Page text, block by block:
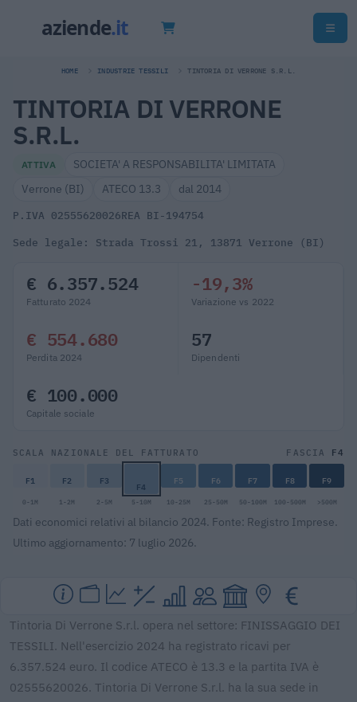
HOME INDUSTRIE TESSILI TINTORIA DI VERRONE S.R.L.
TINTORIA DI VERRONE
S.R.L.
ATTIVA
SOCIETA' A RESPONSABILITA' LIMITATA
Verrone (BI)
ATECO 13.3 dal 2014
P.IVA 02555620026REA BI-194754
Sede legale: Strada Trossi 21, 13871 Verrone (BI)
€ 6.357.524
Fatturato 2024
-19,3%
Variazione vs 2022
€ 554.680
Perdita 2024
57
Dipendenti
€ 100.000
Capitale sociale
SCALA NAZIONALE DEL FATTURATO FASCIA F4
F1 F2 F3 F4 F5 F6 F7 F8 F9
0-1M 1-2M 2-5M 5-10M 10-25M 25-50M 50-100M 100-500M >500M
Dati economici relativi al bilancio 2024. Fonte: Registro Imprese.
Ultimo aggiornamento: 7 luglio 2026.
Tintoria Di Verrone S.r.l. opera nel settore: FINISSAGGIO DEI
TESSILI. Nell'esercizio 2024 ha registrato ricavi per
6.357.524 euro. Il codice ATECO è 13.3 e la partita IVA è
02555620026. Tintoria Di Verrone S.r.l. ha la sua sede in